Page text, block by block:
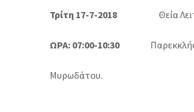
Τρίτη 17-7-2018 Θεία
ΩΡΑ: 07:00-10:30
Μυρωδάτου.